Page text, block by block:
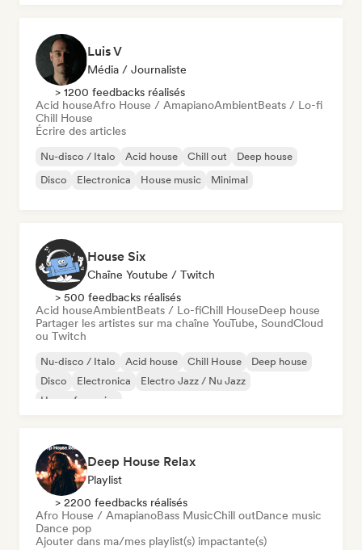
Luis V
Média / Journaliste
> 1200 feedbacks réalisés
Acid houseAfro House / AmapianoAmbientBeats / Lo-fi
Chill House
Écrire des articles
Nu-disco / Italo Acid house Chill out
Deep house
Disco
Electronica House music Minimal
House Six
Chaîne Youtube / Twitch
> 500 feedbacks réalisés
Acid houseAmbientBeats / Lo-fiChill HouseDeep house
Partager les artistes sur ma chaîne YouTube, SoundCloud
ou Twitch
Nu-disco / Italo Acid house Chill House
Deep house
Disco
Electronica
Electro Jazz / Nu Jazz
House française
Deep House Relax
Playlist
> 2200 feedbacks réalisés
Afro House / AmapianoBass MusicChill outDance music
Dance pop
Ajouter dans ma/mes playlist(s) impactante(s)